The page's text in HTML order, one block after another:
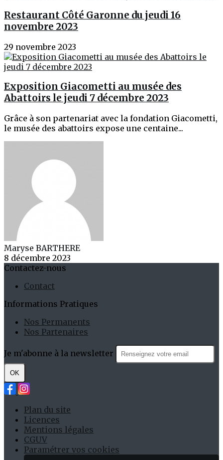
Restaurant Côté Garonne du jeudi 16
novembre 2023
29 novembre 2023
Exposition Giacometti au musée des
Abattoirs le jeudi 7 décembre 2023
Grâce à son partenariat avec la fondation Giacometti,
le musée des abattoirs expose une centaine...
Maryse BARTHERE
8 décembre 2023
Contactez-nous
Contact
Informations Pratiques
Nos Permanents
Nos Partenaires
Je m'abonne à la newsletter
OK
Plan du site
Licences
Mentions légales
CGUV
Paramétrer vos cookies